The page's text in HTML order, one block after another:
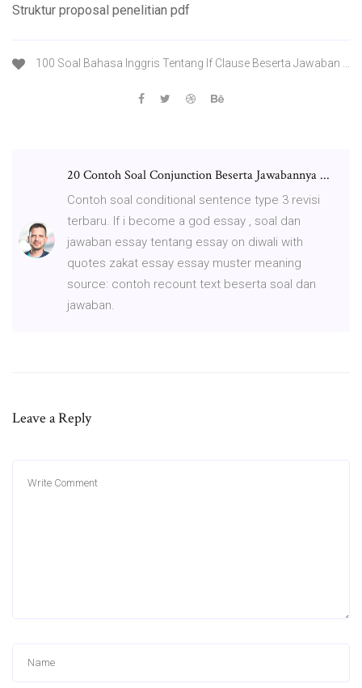
Struktur proposal penelitian pdf
100 Soal Bahasa Inggris Tentang If Clause Beserta Jawaban ...
20 Contoh Soal Conjunction Beserta Jawabannya ...
Contoh soal conditional sentence type 3 revisi
terbaru. If i become a god essay , soal dan
jawaban essay tentang essay on diwali with
quotes zakat essay essay muster meaning
source: contoh recount text beserta soal dan
jawaban.
Leave a Reply